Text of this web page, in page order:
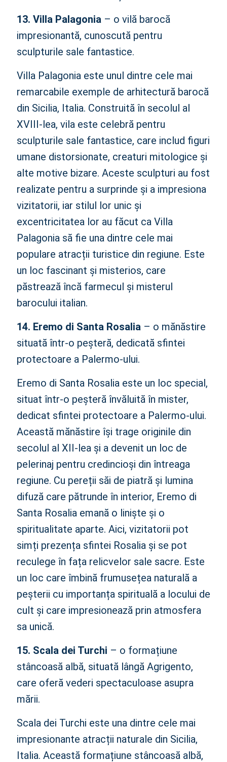
13. Villa Palagonia – o vilă barocă
impresionantă, cunoscută pentru
sculpturile sale fantastice.
Villa Palagonia este unul dintre cele mai
remarcabile exemple de arhitectură barocă
din Sicilia, Italia. Construită în secolul al
XVIII-lea, vila este celebră pentru
sculpturile sale fantastice, care includ figuri
umane distorsionate, creaturi mitologice și
alte motive bizare. Aceste sculpturi au fost
realizate pentru a surprinde și a impresiona
vizitatorii, iar stilul lor unic și
excentricitatea lor au făcut ca Villa
Palagonia să fie una dintre cele mai
populare atracții turistice din regiune. Este
un loc fascinant și misterios, care
păstrează încă farmecul și misterul
barocului italian.
14. Eremo di Santa Rosalia – o mănăstire
situată într-o peșteră, dedicată sfintei
protectoare a Palermo-ului.
Eremo di Santa Rosalia este un loc special,
situat într-o peșteră învăluită în mister,
dedicat sfintei protectoare a Palermo-ului.
Această mănăstire își trage originile din
secolul al XII-lea și a devenit un loc de
pelerinaj pentru credincioși din întreaga
regiune. Cu pereții săi de piatră și lumina
difuză care pătrunde în interior, Eremo di
Santa Rosalia emană o liniște și o
spiritualitate aparte. Aici, vizitatorii pot
simți prezența sfintei Rosalia și se pot
reculege în fața relicvelor sale sacre. Este
un loc care îmbină frumusețea naturală a
peșterii cu importanța spirituală a locului de
cult și care impresionează prin atmosfera
sa unică.
15. Scala dei Turchi – o formațiune
stâncoasă albă, situată lângă Agrigento,
care oferă vederi spectaculoase asupra
mării.
Scala dei Turchi este una dintre cele mai
impresionante atracții naturale din Sicilia,
Italia. Această formațiune stâncoasă albă,